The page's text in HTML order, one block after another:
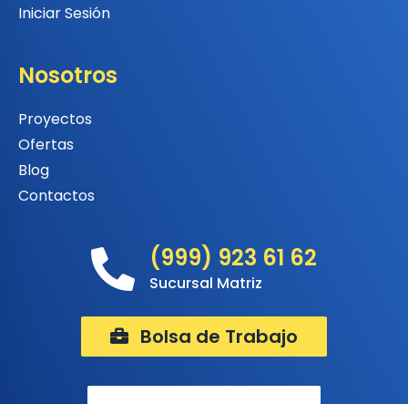
Iniciar Sesión
Nosotros
Proyectos
Ofertas
Blog
Contactos
(999) 923 61 62
Sucursal Matriz
Bolsa de Trabajo